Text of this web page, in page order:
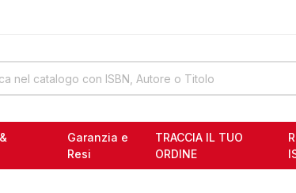
6
SCOLASTICI USATI
Garanzia e
Resi
TRACCIA IL TUO
ORDINE